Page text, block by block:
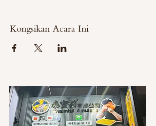
Kongsikan Acara Ini